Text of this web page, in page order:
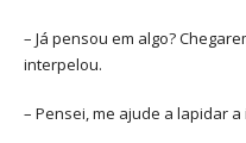
– Já pensou em algo?
interpelou.
– Pensei, me ajude a lapidar a